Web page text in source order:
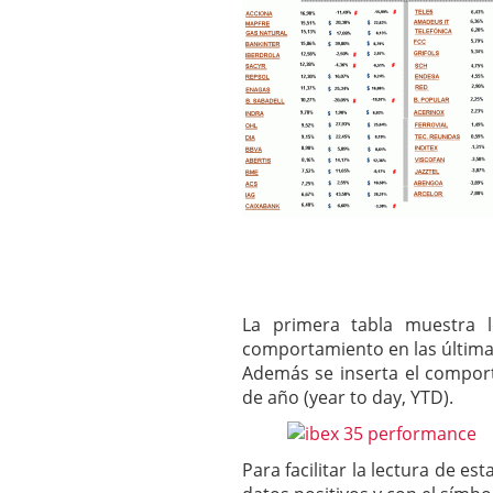
mayo 28, 2013
Catalejo sobre IBEX35.
y a?n tienen recorrido
CATALEJO SOBRE
alcanzar la zona de
rebote interesante
La primera tabla muestra
comportamiento en las
Además se inserta el
de año (year to day, YTD).
Para facilitar la lectura de